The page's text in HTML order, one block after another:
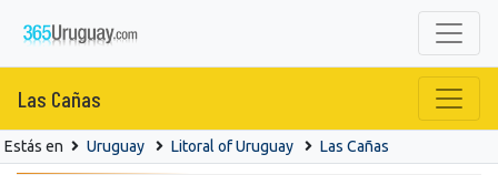
Las Cañas
Estás en Uruguay Litoral of Uruguay Las Cañas